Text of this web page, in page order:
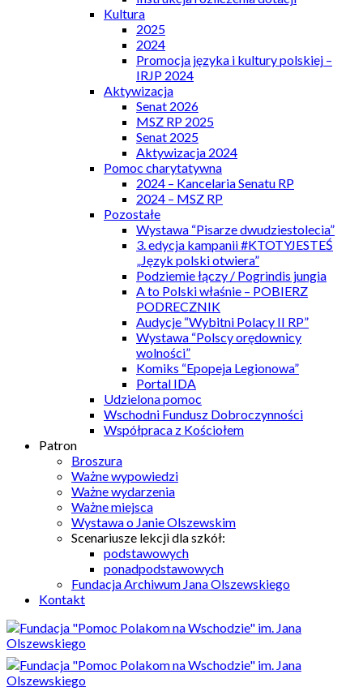
Kultura
2025
2024
Promocja języka i kultury polskiej –
IRJP 2024
Aktywizacja
Senat 2026
MSZ RP 2025
Senat 2025
Aktywizacja 2024
Pomoc charytatywna
2024 – Kancelaria Senatu RP
2024 – MSZ RP
Pozostałe
Wystawa “Pisarze dwudziestolecia”
3. edycja kampanii #KTOTYJESTEŚ
„Język polski otwiera”
Podziemie łączy / Pogrindis jungia
A to Polski właśnie – POBIERZ
PODRECZNIK
Audycje “Wybitni Polacy II RP”
Wystawa “Polscy orędownicy
wolności”
Komiks “Epopeja Legionowa”
Portal IDA
Udzielona pomoc
Wschodni Fundusz Dobroczynności
Współpraca z Kościołem
Patron
Broszura
Ważne wypowiedzi
Ważne wydarzenia
Ważne miejsca
Wystawa o Janie Olszewskim
Scenariusze lekcji dla szkół:
podstawowych
ponadpodstawowych
Fundacja Archiwum Jana Olszewskiego
Kontakt